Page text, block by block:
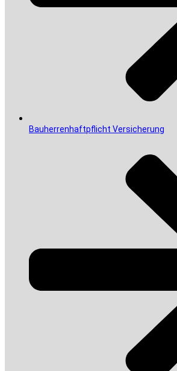
Bauherrenhaftpflicht Versicherung